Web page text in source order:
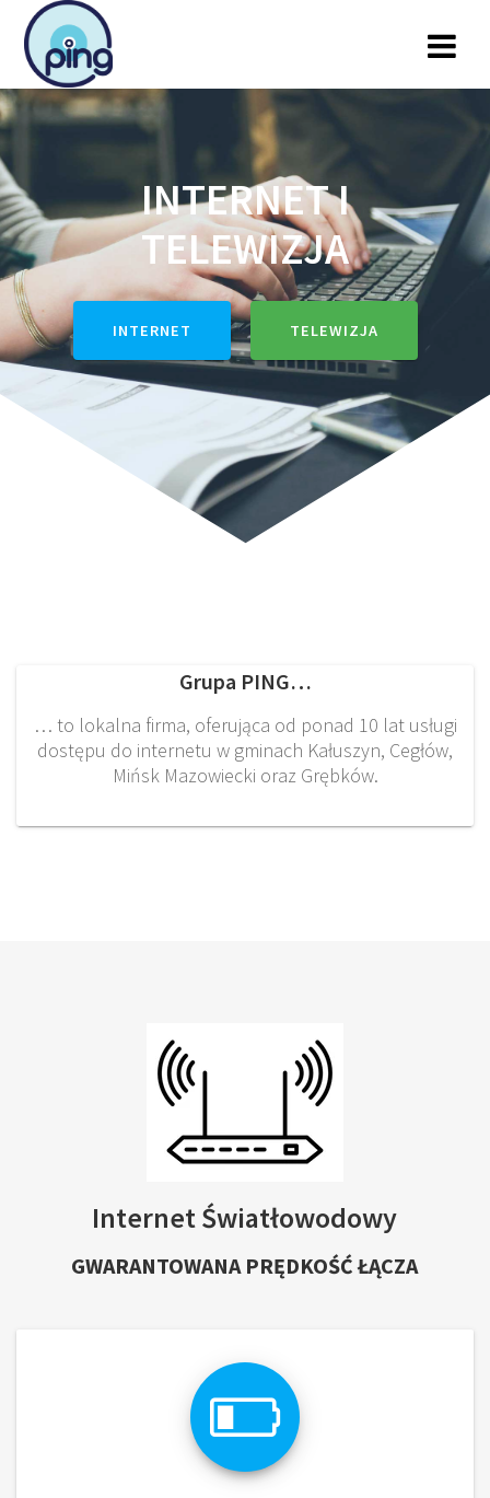
INTERNET I
TELEWIZJA
INTERNET TELEWIZJA
Grupa PING…
… to lokalna firma, oferująca od ponad 10 lat usługi
dostępu do internetu w gminach Kałuszyn, Cegłów,
Mińsk Mazowiecki oraz Grębków.
Internet Światłowodowy
GWARANTOWANA PRĘDKOŚĆ ŁĄCZA